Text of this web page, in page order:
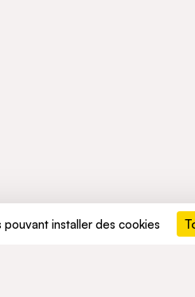
installer des cookies